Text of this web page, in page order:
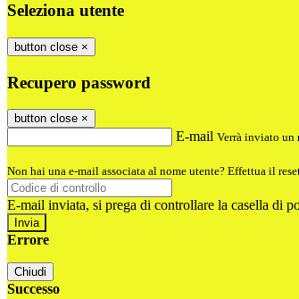
Seleziona utente
button close ×
Recupero password
button close ×
E-mail Verrà inviato un
Non hai una e-mail associata al nome utente? Effettua il
E-mail inviata, si prega di controllare la casella di
Errore
Chiudi
Successo